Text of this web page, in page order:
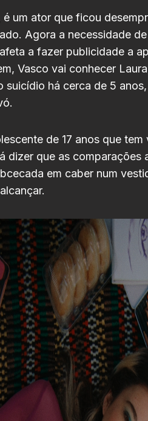
é um ator que ficou
Agora a necessidade
a fazer publicidade a
Vasco vai conhecer
suicídio há cerca de 5
de 17 anos que
dizer que as comparações
em caber num